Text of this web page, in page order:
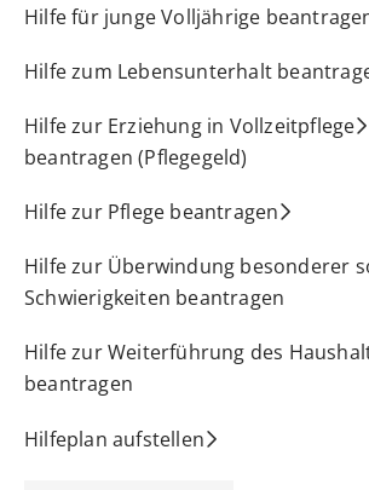
Hilfe für junge Volljährige
Hilfe zum Lebensunterhalt
Hilfe zur Erziehung in Vollzeitpflege
beantragen (Pflegegeld)
Hilfe zur Pflege beantragen
Hilfe zur Überwindung besonderer
Schwierigkeiten beantragen
Hilfe zur Weiterführung des
beantragen
Hilfeplan aufstellen